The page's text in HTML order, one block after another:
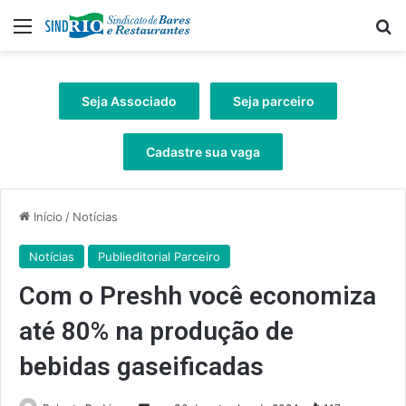
Menu
Seja Associado Seja parceiro
Cadastre sua vaga
Início / Notícias
Notícias Publieditorial Parceiro
Com o Preshh você economiza
até 80% na produção de
bebidas gaseificadas